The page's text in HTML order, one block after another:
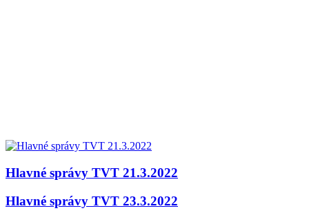
Hlavné správy TVT 21.3.2022
Hlavné správy TVT 23.3.2022